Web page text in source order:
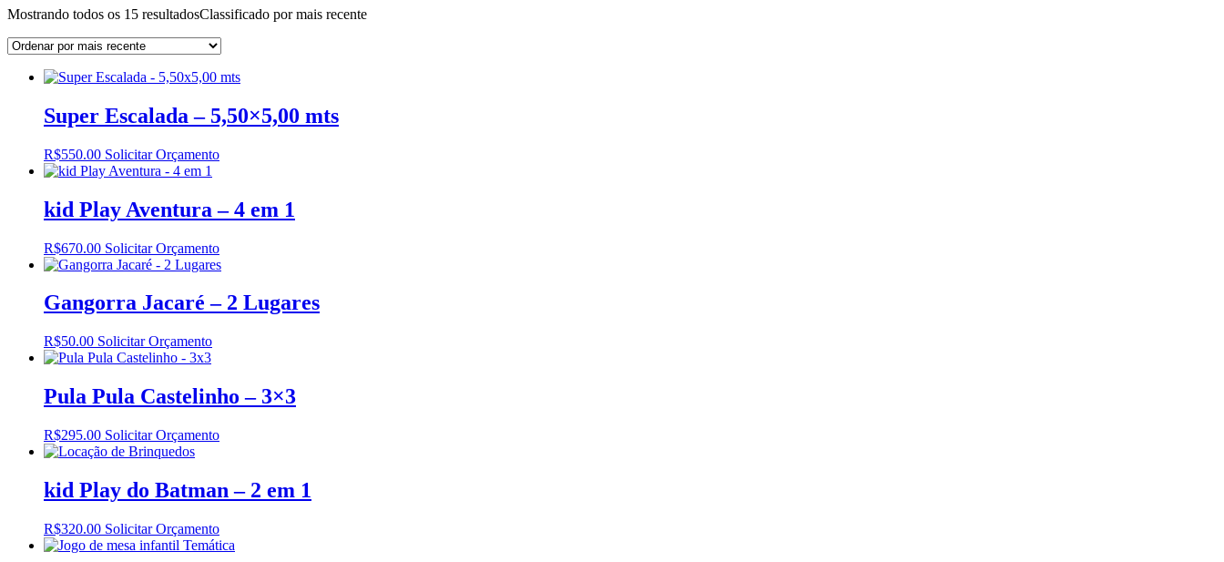
Mostrando todos os 15 resultadosClassificado por mais recente
Super Escalada – 5,50×5,00 mts
R$550.00 Solicitar Orçamento
kid Play Aventura – 4 em 1
R$670.00 Solicitar Orçamento
Gangorra Jacaré – 2 Lugares
R$50.00 Solicitar Orçamento
Pula Pula Castelinho – 3×3
R$295.00 Solicitar Orçamento
kid Play do Batman – 2 em 1
R$320.00 Solicitar Orçamento